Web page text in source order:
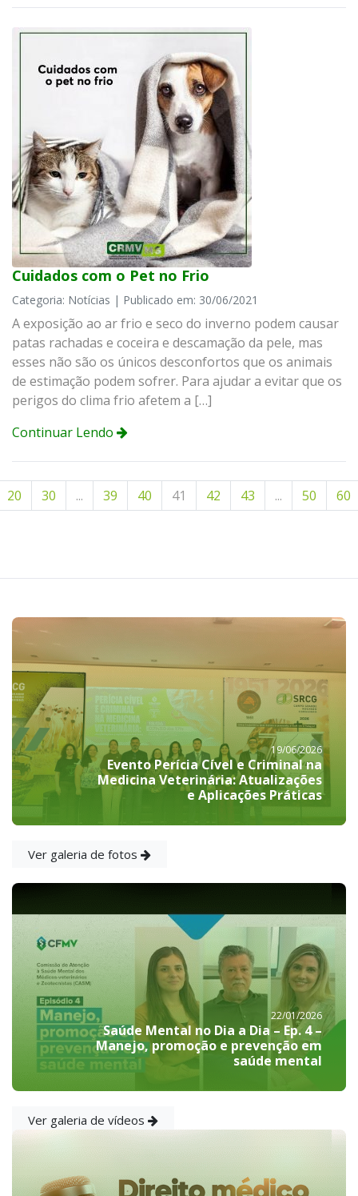
Cuidados com o Pet no Frio
Categoria: Notícias | Publicado em: 30/06/2021
A exposição ao ar frio e seco do inverno podem causar
patas rachadas e coceira e descamação da pele, mas
esses não são os únicos desconfortos que os animais
de estimação podem sofrer. Para ajudar a evitar que os
perigos do clima frio afetem a […]
Continuar Lendo
20 30 ... 39 40 41 42 43 ... 50 60
19/06/2026
Evento Perícia Cível e Criminal na
Medicina Veterinária: Atualizações
e Aplicações Práticas
Ver galeria de fotos
22/01/2026
Saúde Mental no Dia a Dia – Ep. 4 –
Manejo, promoção e prevenção em
saúde mental
Ver galeria de vídeos